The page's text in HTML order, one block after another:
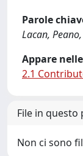
Parole
Lacan,
Appare
2.1
File in
Non ci sono